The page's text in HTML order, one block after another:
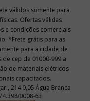
214 0,05 Água Branca
0008-63
válidos somente para
Ofertas válidas
e condições comerciais
*Frete grátis para as
para a cidade de
de cep de 01000-999 a
de materiais elétricos
capacitados.